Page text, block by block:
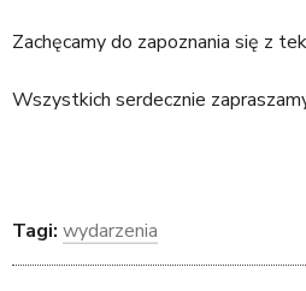
t
r
Zachęcamy do zapoznania się z
Wszystkich serdecznie
Tagi: wydarzenia